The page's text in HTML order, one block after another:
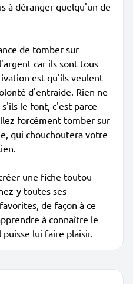
à déranger quelqu'un de
de tomber sur
car ils sont tous
est qu'ils veulent
d'entraide. Rien ne
le font, c'est parce
forcément tomber sur
qui chouchoutera votre
une fiche toutou
y toutes ses
de façon à ce
à connaître le
lui faire plaisir.